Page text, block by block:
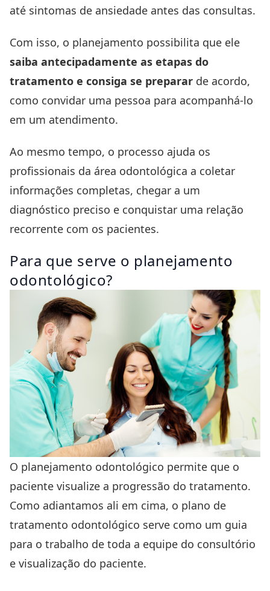
até sintomas de ansiedade antes das consultas.
Com isso, o planejamento possibilita que ele
saiba antecipadamente as etapas do
tratamento e consiga se preparar de acordo,
como convidar uma pessoa para acompanhá-lo
em um atendimento.
Ao mesmo tempo, o processo ajuda os
profissionais da área odontológica a coletar
informações completas, chegar a um
diagnóstico preciso e conquistar uma relação
recorrente com os pacientes.
Para que serve o planejamento
odontológico?
O planejamento odontológico permite que o
paciente visualize a progressão do tratamento.
Como adiantamos ali em cima, o plano de
tratamento odontológico serve como um guia
para o trabalho de toda a equipe do consultório
e visualização do paciente.